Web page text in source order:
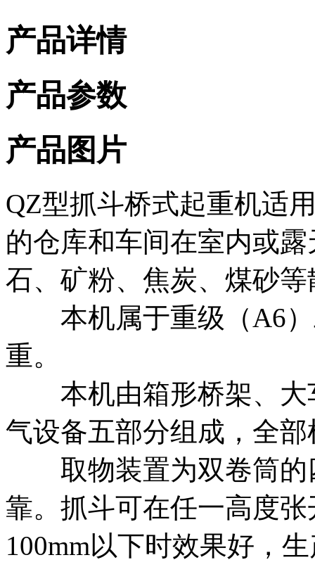
产品详情
产品参数
产品图片
QZ型抓斗桥式起重机适
的仓库和车间在室内或
石、矿粉、焦炭、煤砂
本机属于重级（A6）
重。
本机由箱形桥架、大
气设备五部分组成，全
取物装置为双卷筒的
靠。抓斗可在任一高度
100mm以下时效果好，